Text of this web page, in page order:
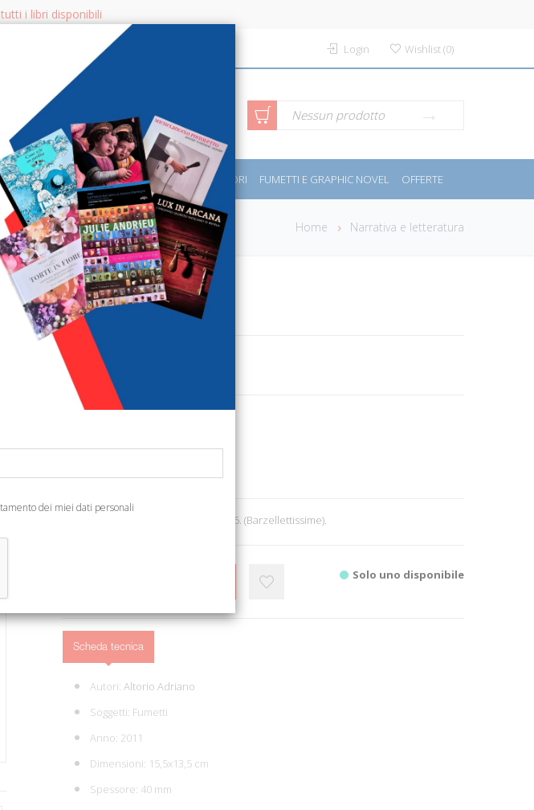
i libri disponibili
Login Wishlist(0)
CERCA Ricerca avanzata Nessun prodotto
MANUALI - GUIDE - CORSI SPORT E MOTORI FUMETTI E GRAPHIC NOVEL OFFERTE
Home Narrativa e letteratura
Risatina C 2012
€ 9,90
Ean13: 9788864421018
Roma, 2011; br., pp. 366, cm 15,5x13,5. (Barzellettissime).
Solo uno disponibile
Scheda tecnica
Autori: Altorio Adriano
Soggetti: Fumetti
Anno: 2011
Dimensioni: 15,5x13,5 cm
Spessore: 40 mm
dei miei dati personali